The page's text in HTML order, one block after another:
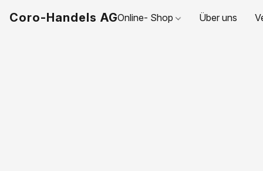
Coro-Handels AGOnline- Shop Über uns